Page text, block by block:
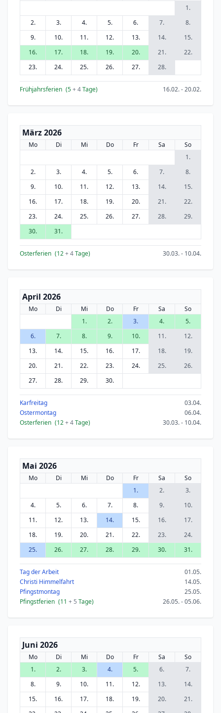
1.
2.
3. 4. 5. 6. 7.
8.
9.
10. 11. 12. 13. 14.
15.
16.
17. 18. 19. 20. 21.
22.
23.
24. 25. 26. 27. 28.
Frühjahrsferien (5+ 4Tage) 16.02. - 20.02.
März 2026
Mo Di Mi Do Fr Sa
So
1.
2.
3. 4. 5. 6. 7.
8.
9.
10. 11. 12. 13. 14.
15.
16.
17. 18. 19. 20. 21.
22.
23.
24. 25. 26. 27. 28.
29.
30.
31.
Osterferien (12+ 4Tage) 30.03. - 10.04.
April 2026
Mo Di Mi Do Fr Sa
So
1.
2. 3. 4.
5.
6.
7. 8. 9. 10. 11.
12.
13.
14. 15. 16. 17. 18.
19.
20.
21. 22. 23. 24. 25.
26.
27.
28. 29. 30.
Karfreitag
03.04.
Ostermontag
06.04.
Osterferien (12+ 4Tage) 30.03. - 10.04.
Mai 2026
Mo Di Mi Do Fr Sa
So
1.
2.
3.
4.
5. 6. 7. 8. 9.
10.
11.
12. 13. 14. 15. 16.
17.
18.
19. 20. 21. 22. 23.
24.
25.
26. 27. 28. 29. 30. 31.
Tag der Arbeit
01.05.
Christi Himmelfahrt
14.05.
Pfingstmontag
25.05.
Pfingstferien (11 + 5 Tage) 26.05. - 05.06.
Juni 2026
Mo Di Mi Do Fr Sa
So
1.
2. 3. 4. 5. 6.
7.
8.
9. 10. 11. 12. 13.
14.
15.
16. 17. 18. 19. 20.
21.